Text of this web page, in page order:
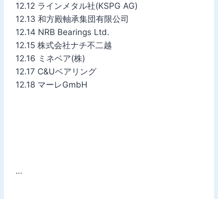
12.12 ラインメタル社(KSPG AG)
12.13 和方殿軸承集団有限公司
12.14 NRB Bearings Ltd.
12.15 株式会社ナチ不二越
12.16 ミネベア(株)
12.17 C&Uベアリング
12.18 マーレGmbH
…